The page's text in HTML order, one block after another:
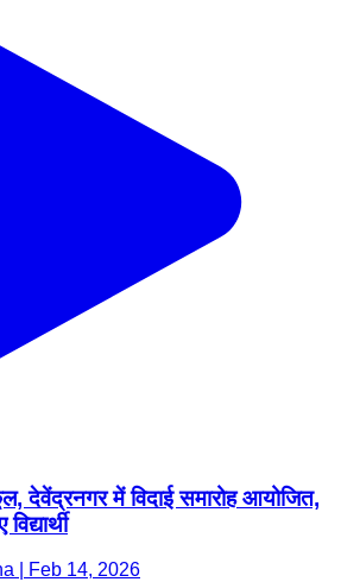
देवेंद्रनगर में विदाई समारोह आयोजित,
| Feb 14, 2026